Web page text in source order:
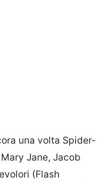
una volta Spider-
Jane, Jacob
(Flash